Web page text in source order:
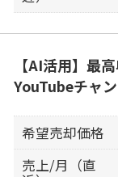
【AI活用】最
YouTubeチャ
希望売却価格
売上/月（直